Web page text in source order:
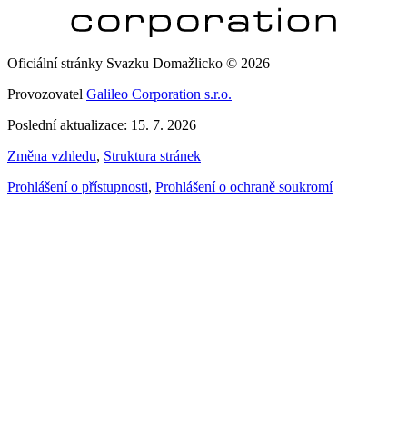
Oficiální stránky Svazku Domažlicko © 2026
Provozovatel Galileo Corporation s.r.o.
Poslední aktualizace: 15. 7. 2026
Změna vzhledu, Struktura stránek
Prohlášení o přístupnosti, Prohlášení o ochraně soukromí